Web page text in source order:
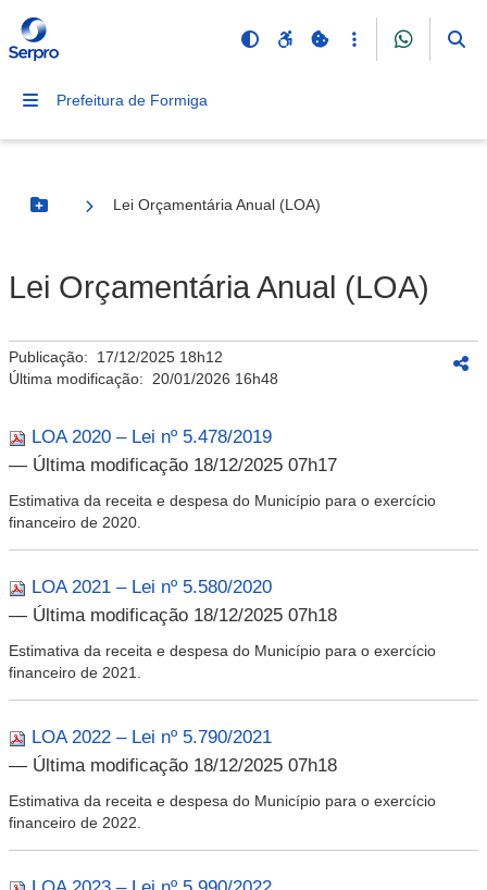
Prefeitura de Formiga
Botão Menu
Lei Orçamentária Anual (LOA)
Lei Orçamentária Anual (LOA)
Publicação: 17/12/2025 18h12
Última modificação: 20/01/2026 16h48
LOA 2020 – Lei nº 5.478/2019
— Última modificação 18/12/2025 07h17
Estimativa da receita e despesa do Município para o exercício
financeiro de 2020.
LOA 2021 – Lei nº 5.580/2020
— Última modificação 18/12/2025 07h18
Estimativa da receita e despesa do Município para o exercício
financeiro de 2021.
LOA 2022 – Lei nº 5.790/2021
— Última modificação 18/12/2025 07h18
Estimativa da receita e despesa do Município para o exercício
financeiro de 2022.